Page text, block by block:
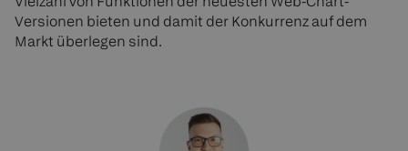
Versionen bieten und damit der Konkurrenz auf dem
Markt überlegen sind.